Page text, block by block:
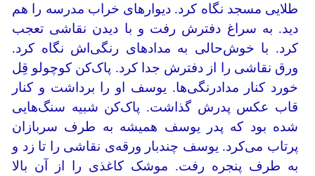
طلایی مسجد نگاه کرد. دیوارهای خراب مدرسه‎ را هم
دید. به سراغ دفترش رفت و با دیدن نقاشی تعجب
کرد. با خوش‌حالی به مدادهای رنگی‌اش نگاه کرد.
ورق نقاشی را از دفترش جدا کرد. پاک‌کن کوچولو قِل
خورد کنار مدادرنگی‌ها. یوسف او را برداشت و کنار
قاب عکس پدرش گذاشت. پاک‌کن شبیه سنگ‌هایی
شده بود که پدر یوسف همیشه به طرف سربازان
پرتاب می‌کرد. یوسف چندبار ورقه‌ی نقاشی را تا زد و
به طرف پنجره رفت. موشک کاغذی را از آن بالا